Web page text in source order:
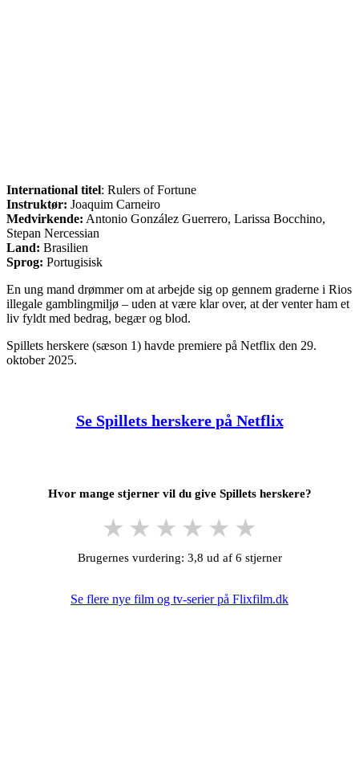
International titel: Rulers of Fortune
Instruktør: Joaquim Carneiro
Medvirkende: Antonio González Guerrero, Larissa Bocchino,
Stepan Nercessian
Land: Brasilien
Sprog: Portugisisk
En ung mand drømmer om at arbejde sig op gennem graderne i Rios
illegale gamblingmiljø – uden at være klar over, at der venter ham et
liv fyldt med bedrag, begær og blod.
Spillets herskere (sæson 1) havde premiere på Netflix den 29.
oktober 2025.
Se Spillets herskere på Netflix
Hvor mange stjerner vil du give Spillets herskere?
★ ★ ★ ★ ★ ★
Brugernes vurdering: 3,8 ud af 6 stjerner
Se flere nye film og tv-serier på Flixfilm.dk